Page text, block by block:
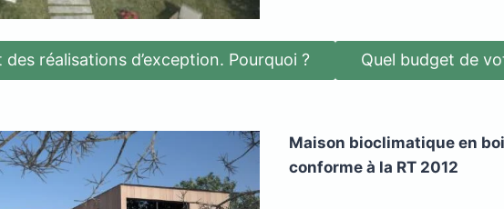
réalisations d’exception. Pourquoi ? Quel budget de
Maison bioclimatique en
conforme à la RT 2012